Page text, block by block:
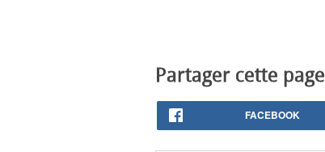
Partager cette page
FACEBOOK